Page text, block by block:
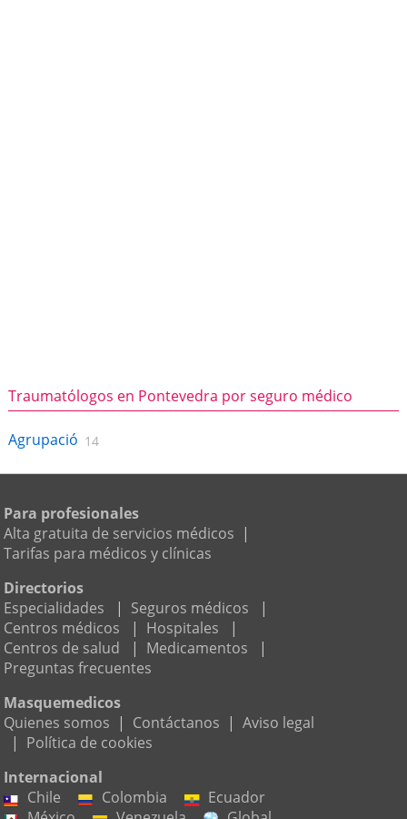
Traumatólogos en Pontevedra por seguro médico
Agrupació 14
Para profesionales
Alta gratuita de servicios médicos |
Tarifas para médicos y clínicas
Directorios
Especialidades
| Seguros médicos
|
Centros médicos
| Hospitales
|
Centros de salud
| Medicamentos
|
Preguntas frecuentes
Masquemedicos
Quienes somos | Contáctanos | Aviso legal
| Política de cookies
Internacional
Chile
Colombia
Ecuador